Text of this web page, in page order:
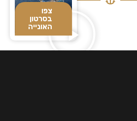
צפו
בסרטון
האונייה